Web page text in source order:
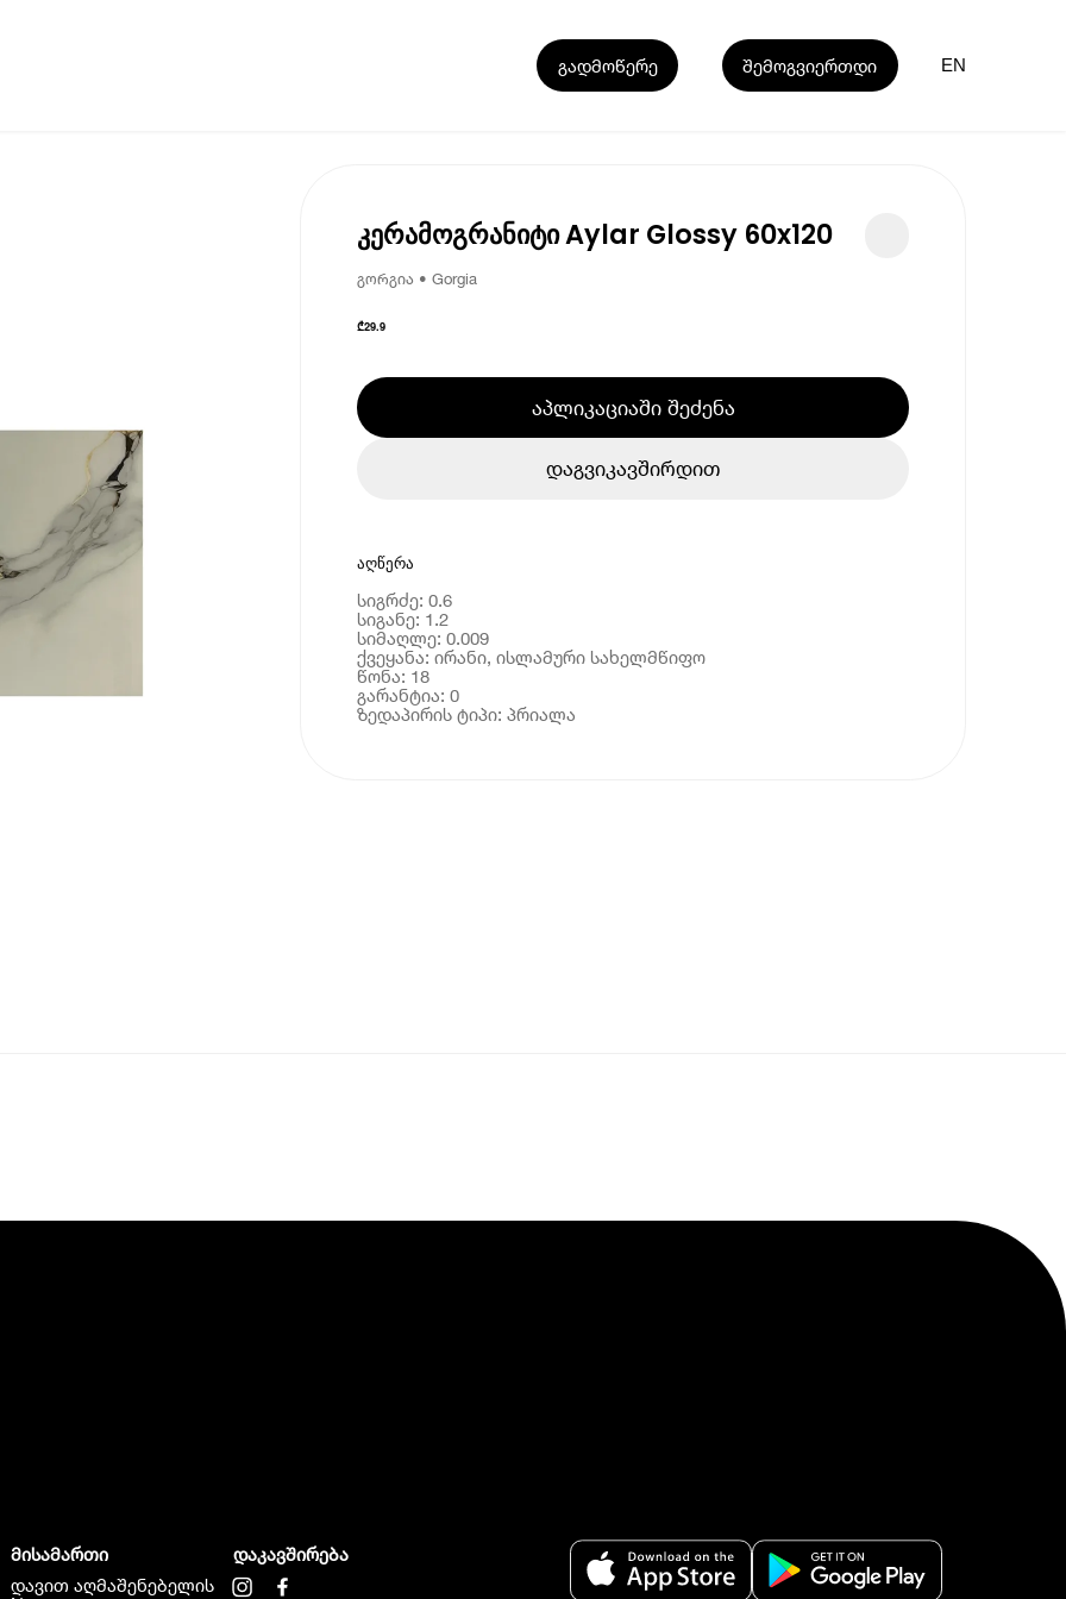
გადმოწერე შემოგვიერთდი EN
კერამოგრანიტი Aylar Glossy 60x120
გორგია • Gorgia
₾29.9
აპლიკაციაში შეძენა
დაგვიკავშირდით
აღწერა
სიგრძე: 0.6
სიგანე: 1.2
სიმაღლე: 0.009
ქვეყანა: ირანი, ისლამური სახელმწიფო
წონა: 18
გარანტია: 0
მისამართი
დავით აღმაშენებელის
დაკავშირება